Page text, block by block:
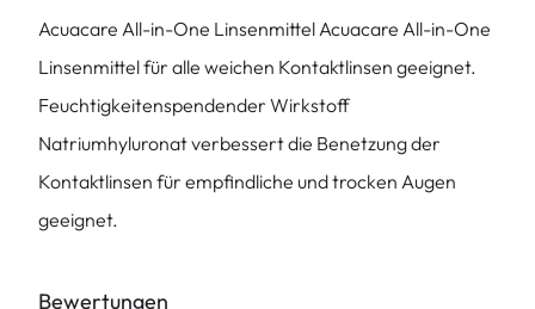
Acuacare All-in-One Linsenmittel Acuacare All-in-One
Linsenmittel für alle weichen Kontaktlinsen geeignet.
Feuchtigkeitenspendender Wirkstoff
Natriumhyluronat verbessert die Benetzung der
Kontaktlinsen für empfindliche und trocken Augen
geeignet.
Bewertungen